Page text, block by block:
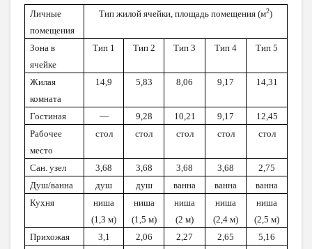
Личные
помещения
Тип жилой ячейки, площадь помещения (м2)
Зона в
ячейке
Тип 1 Тип 2 Тип 3 Тип 4 Тип 5
Жилая
комната
14,9 5,83 8,06 9,17 14,31
Гостиная — 9,28 10,21 9,17
12,45
Рабочее
место
стол стол стол стол стол
Сан. узел 3,68 3,68 3,68 3,68
2,75
Душ/ванна
душ душ ванна ванна
ванна
Кухня
ниша
(1,3 м)
ниша
(1,5 м)
ниша
(2 м)
ниша
(2,4 м)
ниша
(2,5 м)
Прихожая
3,1 2,06 2,27 2,65
5,16